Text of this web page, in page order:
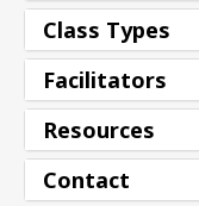
Class Types
Facilitators
Resources
Contact